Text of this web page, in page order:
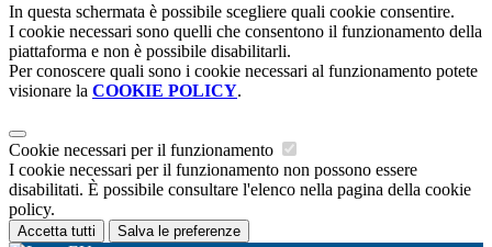
In questa schermata è possibile scegliere quali cookie consentire.
I cookie necessari sono quelli che consentono il funzionamento della
piattaforma e non è possibile disabilitarli.
Per conoscere quali sono i cookie necessari al funzionamento potete
visionare la COOKIE POLICY.
Cookie necessari per il funzionamento
I cookie necessari per il funzionamento non possono essere
disabilitati. È possibile consultare l'elenco nella pagina della cookie
policy.
Accetta tutti Salva le preferenze